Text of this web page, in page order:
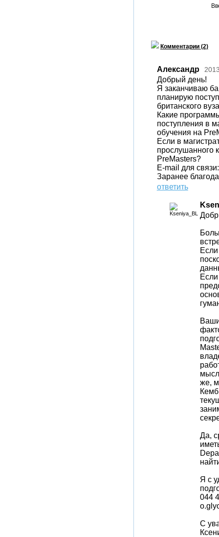
Комментарии (2)
Александр
Добрый день!
Я заканчиваю
планирую
британского
Какие
поступления в
обучения на
Если в
прослушанного
PreMasters?
E-mail для
Заранее
ответить
же,
Да,
Я с
044
С